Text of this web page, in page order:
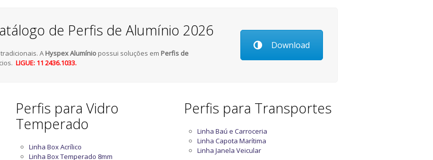
de Perfis de Alumínio 2026
A Hyspex Alumínio possui soluções em Perfis de
LIGUE: 11 2436.1033.
Download
Perfis para Vidro
Temperado
Linha Box Acrílico
Linha Box Temperado 8mm
Perfis para Transportes
Linha Baú e Carroceria
Linha Capota Marítima
Linha Janela Veicular